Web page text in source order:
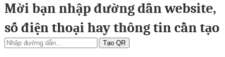
Mời bạn nhập đường dẫn website,
số điện thoại hay thông tin cần tạo
Tạo QR